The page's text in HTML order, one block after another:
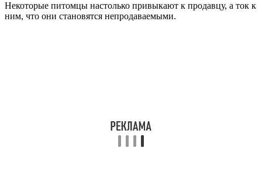
Некоторые питомцы настолько привыкают к продавцу, а ток к
ним, что они становятся непродаваемыми.